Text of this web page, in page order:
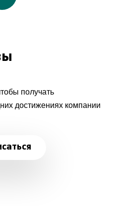
получать
достижениях компании